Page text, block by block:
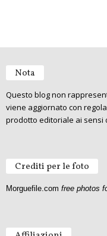
Nota
Questo blog non
viene aggiornato con
prodotto editoriale ai sensi
Crediti per le foto
Morguefile.com free photos